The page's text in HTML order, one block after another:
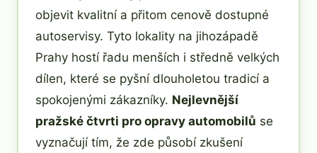
objevit kvalitní a přitom cenově dostupné
autoservisy. Tyto lokality na jihozápadě
Prahy hostí řadu menších i středně velkých
dílen, které se pyšní dlouholetou tradicí a
spokojenými zákazníky. Nejlevnější
pražské čtvrti pro opravy automobilů se
vyznačují tím, že zde působí zkušení